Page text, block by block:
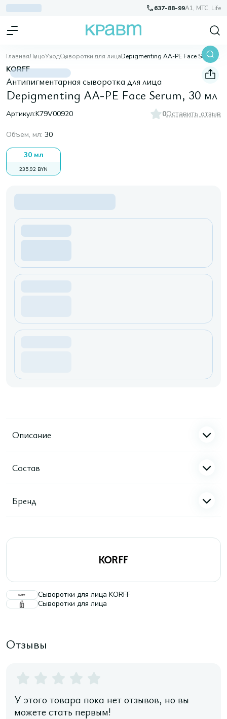
637-88-99A1, МТС, Life
ГлавнаяЛицоУходСыворотки для лица Depigmenting AA-PE Face Serum, 30 мл
KORFF
Антипигментарная сыворотка для лица
Depigmenting AA-PE Face Serum, 30 мл
Артикул:K79V00920 0Оставить отзыв
Объем, мл: 30
30 мл
235,92 BYN
Описание
Состав
Бренд
Сыворотки для лица KORFF
Сыворотки для лица
Отзывы
У этого товара пока нет отзывов, но вы
можете стать первым!